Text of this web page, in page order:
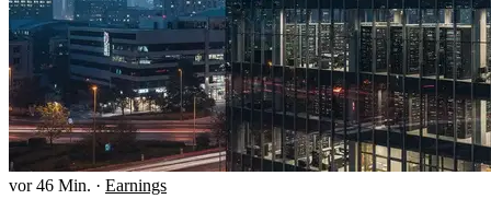
vor 46 Min. · Earnings